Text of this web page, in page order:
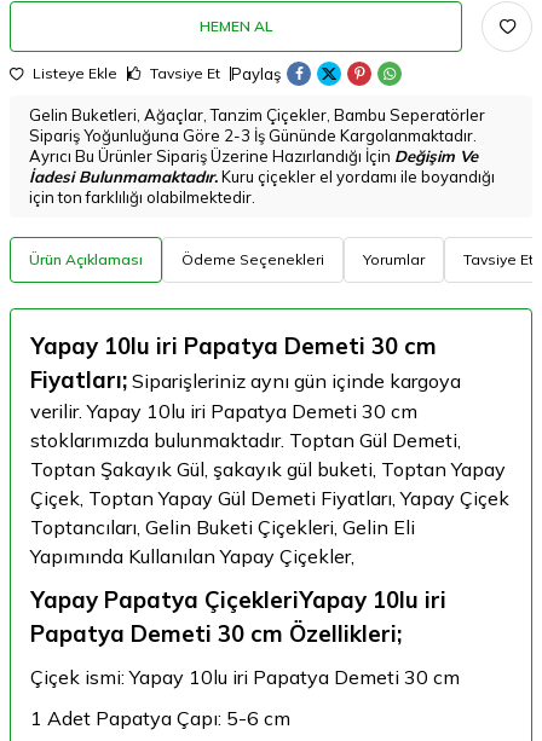
HEMEN AL
Listeye Ekle Tavsiye Et Paylaş
Gelin Buketleri, Ağaçlar, Tanzim Çiçekler, Bambu Seperatörler
Sipariş Yoğunluğuna Göre 2-3 İş Gününde Kargolanmaktadır.
Ayrıcı Bu Ürünler Sipariş Üzerine Hazırlandığı İçin Değişim Ve
İadesi Bulunmamaktadır.Kuru çiçekler el yordamı ile boyandığı
için ton farklılığı olabilmektedir.
Ürün Açıklaması Ödeme Seçenekleri Yorumlar Tavsiye Et
Yapay 10lu iri Papatya Demeti 30 cm
Fiyatları; Siparişleriniz aynı gün içinde kargoya
verilir. Yapay 10lu iri Papatya Demeti 30 cm
stoklarımızda bulunmaktadır. Toptan Gül Demeti,
Toptan Şakayık Gül, şakayık gül buketi, Toptan Yapay
Çiçek, Toptan Yapay Gül Demeti Fiyatları, Yapay Çiçek
Toptancıları, Gelin Buketi Çiçekleri, Gelin Eli
Yapımında Kullanılan Yapay Çiçekler,
Yapay Papatya ÇiçekleriYapay 10lu iri
Papatya Demeti 30 cm Özellikleri;
Çiçek ismi: Yapay 10lu iri Papatya Demeti 30 cm
1 Adet Papatya Çapı: 5-6 cm